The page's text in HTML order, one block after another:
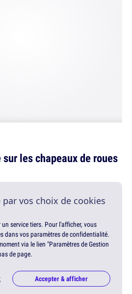
sur les chapeaux de roues
vos choix de cookies
service tiers. Pour l'afficher, vous
dans vos paramètres de confidentialité.
via le lien "Paramètres de Gestion
de page.
Accepter & afficher